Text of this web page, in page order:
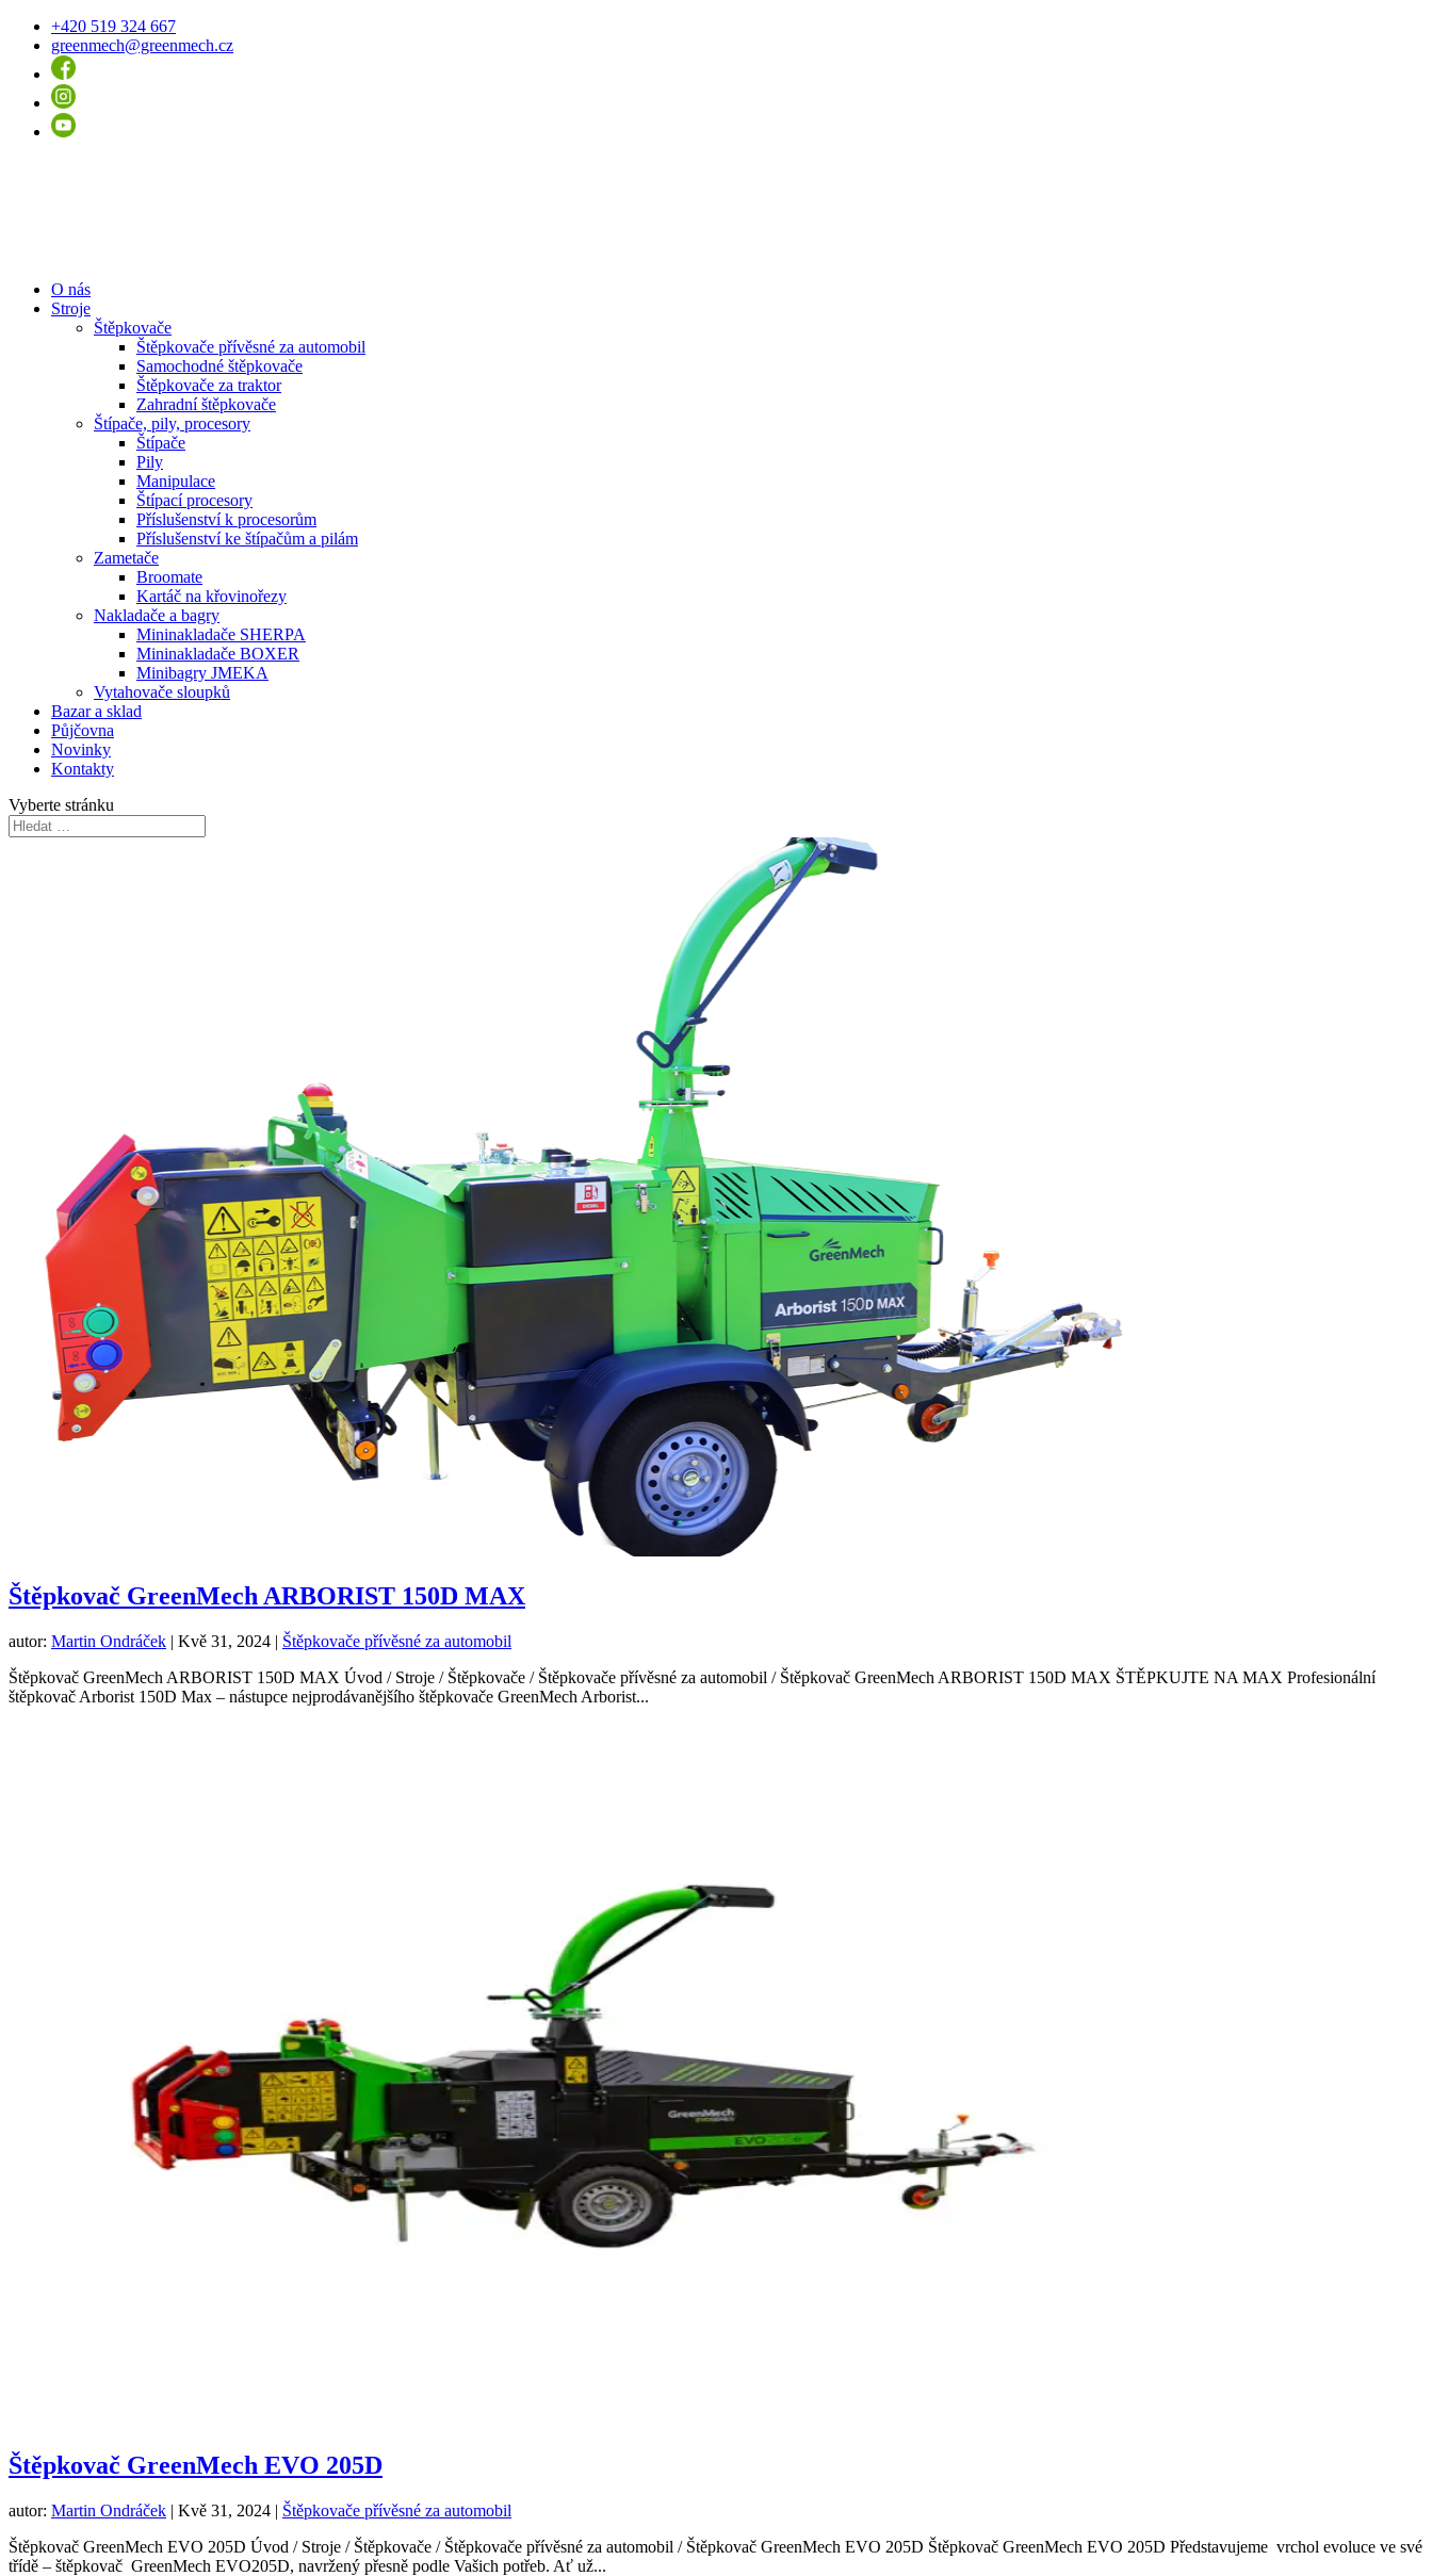
+420 519 324 667
greenmech@greenmech.cz
O nás
Stroje
Štěpkovače
Štěpkovače přívěsné za automobil
Samochodné štěpkovače
Štěpkovače za traktor
Zahradní štěpkovače
Štípače, pily, procesory
Štípače
Pily
Manipulace
Štípací procesory
Příslušenství k procesorům
Příslušenství ke štípačům a pilám
Zametače
Broomate
Kartáč na křovinořezy
Nakladače a bagry
Mininakladače SHERPA
Mininakladače BOXER
Minibagry JMEKA
Vytahovače sloupků
Bazar a sklad
Půjčovna
Novinky
Kontakty
Vyberte stránku
Štěpkovač GreenMech ARBORIST 150D MAX
autor: Martin Ondráček | Kvě 31, 2024 | Štěpkovače přívěsné za automobil
Štěpkovač GreenMech ARBORIST 150D MAX Úvod / Stroje / Štěpkovače / Štěpkovače přívěsné za automobil / Štěpkovač GreenMech ARBORIST 150D MAX ŠTĚPKUJTE NA MAX Profesionální
štěpkovač Arborist 150D Max – nástupce nejprodávanějšího štěpkovače GreenMech Arborist...
Štěpkovač GreenMech EVO 205D
autor: Martin Ondráček | Kvě 31, 2024 | Štěpkovače přívěsné za automobil
Štěpkovač GreenMech EVO 205D Úvod / Stroje / Štěpkovače / Štěpkovače přívěsné za automobil / Štěpkovač GreenMech EVO 205D Štěpkovač GreenMech EVO 205D Představujeme vrchol evoluce ve své
třídě – štěpkovač GreenMech EVO205D, navržený přesně podle Vašich potřeb. Ať už...